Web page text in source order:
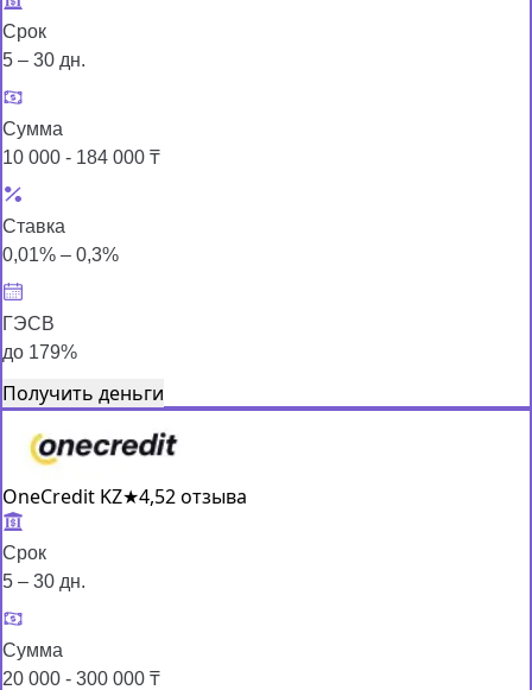
Срок
5 – 30 дн.
Сумма
10 000 - 184 000 ₸
Ставка
0,01% – 0,3%
ГЭСВ
до 179%
Получить деньги
OneCredit KZ★4,52 отзыва
Срок
5 – 30 дн.
Сумма
20 000 - 300 000 ₸